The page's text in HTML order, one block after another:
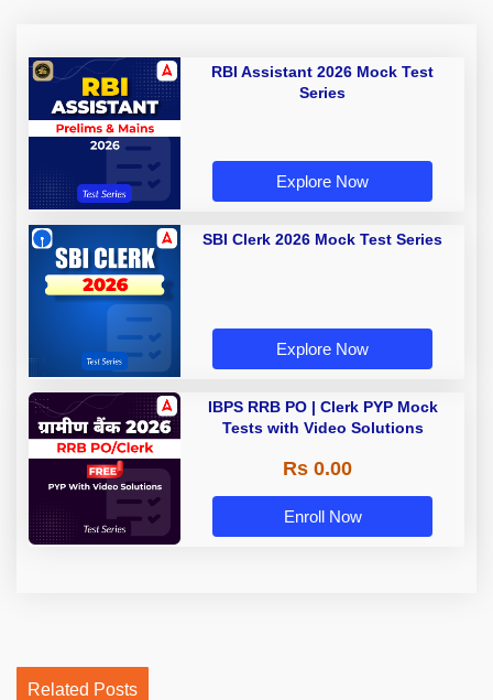
RBI Assistant 2026 Mock Test
Series
Explore Now
SBI Clerk 2026 Mock Test Series
Explore Now
IBPS RRB PO | Clerk PYP Mock
Tests with Video Solutions
Rs 0.00
Enroll Now
Related Posts